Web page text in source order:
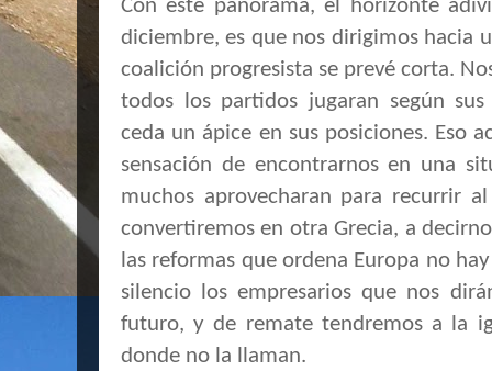
Con este panorama, el horizonte
diciembre, es que nos dirigimos hacia
coalición progresista se prevé corta.
todos los partidos jugaran según
ceda un ápice en sus posiciones. Eso
sensación de encontrarnos en una
muchos aprovecharan para recurrir
convertiremos en otra Grecia, a
las reformas que ordena Europa no
silencio los empresarios que nos
futuro, y de remate tendremos a la
donde no la llaman.